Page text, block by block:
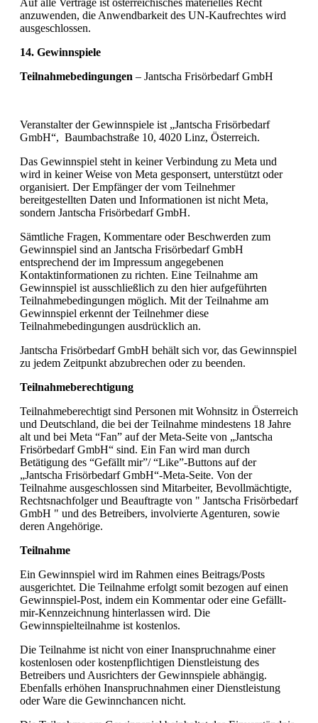
anzuwenden, die Anwendbarkeit des UN-Kaufrechtes wird
ausgeschlossen.
14. Gewinnspiele
Teilnahmebedingungen – Jantscha Frisörbedarf GmbH
Veranstalter der Gewinnspiele ist „Jantscha Frisörbedarf
GmbH“, Baumbachstraße 10, 4020 Linz, Österreich.
Das Gewinnspiel steht in keiner Verbindung zu Meta und
wird in keiner Weise von Meta gesponsert, unterstützt oder
organisiert. Der Empfänger der vom Teilnehmer
bereitgestellten Daten und Informationen ist nicht Meta,
sondern Jantscha Frisörbedarf GmbH.
Sämtliche Fragen, Kommentare oder Beschwerden zum
Gewinnspiel sind an Jantscha Frisörbedarf GmbH
entsprechend der im Impressum angegebenen
Kontaktinformationen zu richten. Eine Teilnahme am
Gewinnspiel ist ausschließlich zu den hier aufgeführten
Teilnahmebedingungen möglich. Mit der Teilnahme am
Gewinnspiel erkennt der Teilnehmer diese
Teilnahmebedingungen ausdrücklich an.
Jantscha Frisörbedarf GmbH behält sich vor, das Gewinnspiel
zu jedem Zeitpunkt abzubrechen oder zu beenden.
Teilnahmeberechtigung
Teilnahmeberechtigt sind Personen mit Wohnsitz in Österreich
und Deutschland, die bei der Teilnahme mindestens 18 Jahre
alt und bei Meta “Fan” auf der Meta-Seite von „Jantscha
Frisörbedarf GmbH“ sind. Ein Fan wird man durch
Betätigung des “Gefällt mir”/ “Like”-Buttons auf der
„Jantscha Frisörbedarf GmbH“-Meta-Seite. Von der
Teilnahme ausgeschlossen sind Mitarbeiter, Bevollmächtigte,
Rechtsnachfolger und Beauftragte von " Jantscha Frisörbedarf
GmbH " und des Betreibers, involvierte Agenturen, sowie
deren Angehörige.
Teilnahme
Ein Gewinnspiel wird im Rahmen eines Beitrags/Posts
ausgerichtet. Die Teilnahme erfolgt somit bezogen auf einen
Gewinnspiel-Post, indem ein Kommentar oder eine Gefällt-
mir-Kennzeichnung hinterlassen wird. Die
Gewinnspielteilnahme ist kostenlos.
Die Teilnahme ist nicht von einer Inanspruchnahme einer
kostenlosen oder kostenpflichtigen Dienstleistung des
Betreibers und Ausrichters der Gewinnspiele abhängig.
Ebenfalls erhöhen Inanspruchnahmen einer Dienstleistung
oder Ware die Gewinnchancen nicht.